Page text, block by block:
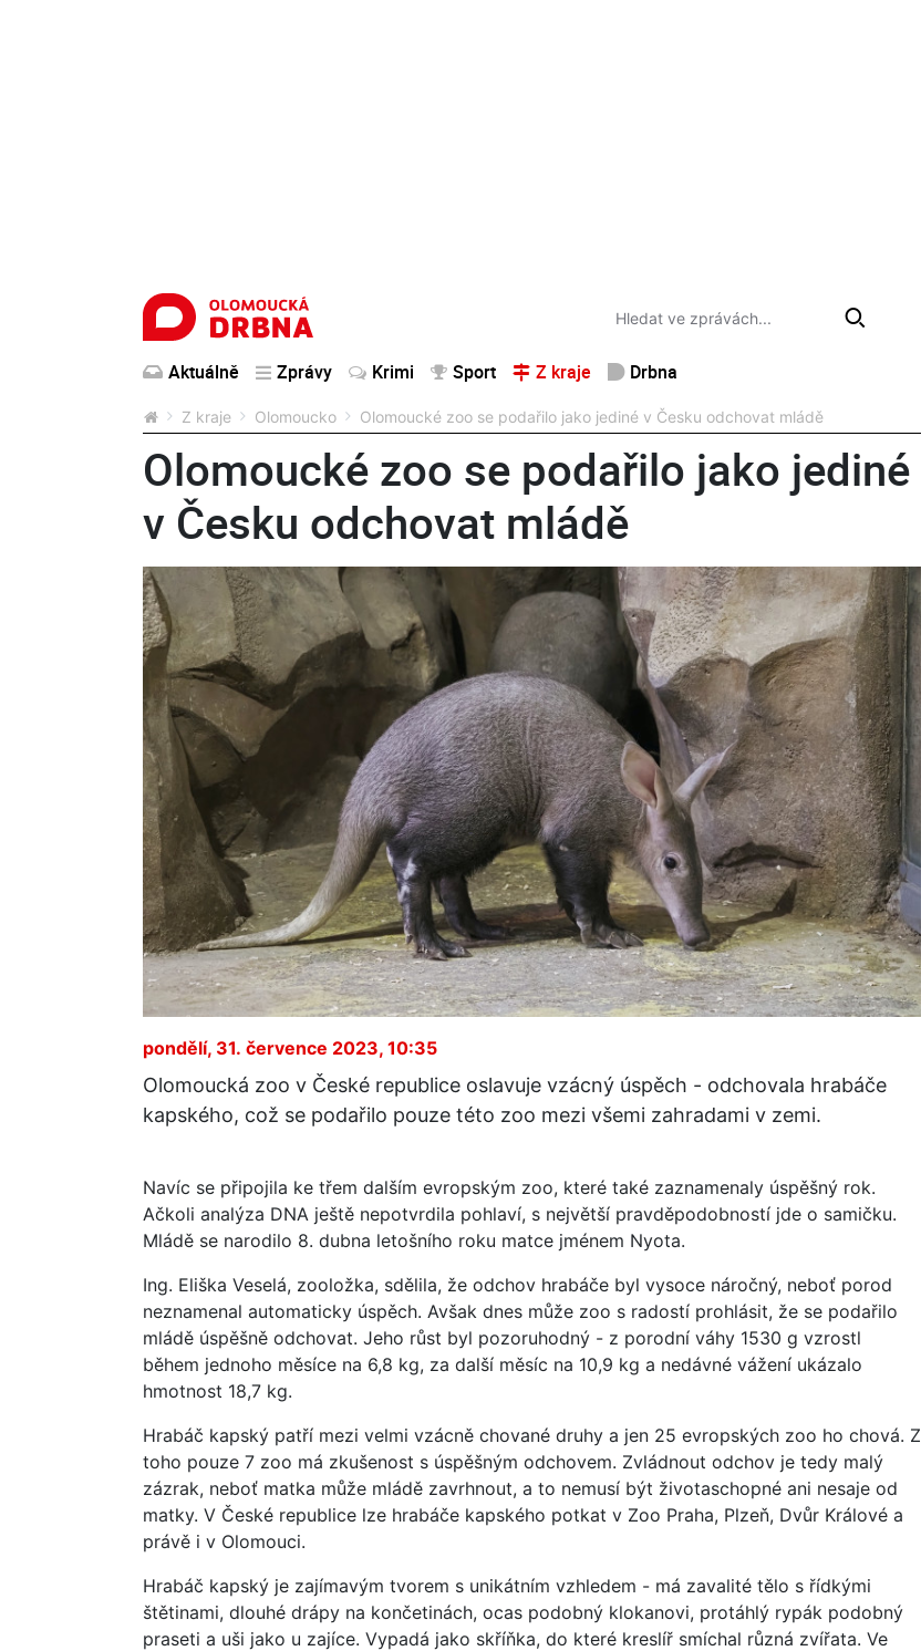
Aktuálně Zprávy Krimi Sport Z kraje Drbna
Z kraje Olomoucko Olomoucké zoo se podařilo jako jediné v Česku odchovat mládě
Olomoucké zoo se podařilo jako jediné
v Česku odchovat mládě
pondělí, 31. července 2023, 10:35
Olomoucká zoo v České republice oslavuje vzácný úspěch - odchovala hrabáče
kapského, což se podařilo pouze této zoo mezi všemi zahradami v zemi.
Navíc se připojila ke třem dalším evropským zoo, které také zaznamenaly úspěšný rok.
Ačkoli analýza DNA ještě nepotvrdila pohlaví, s největší pravděpodobností jde o samičku.
Mládě se narodilo 8. dubna letošního roku matce jménem Nyota.
Ing. Eliška Veselá, zooložka, sdělila, že odchov hrabáče byl vysoce náročný, neboť porod
neznamenal automaticky úspěch. Avšak dnes může zoo s radostí prohlásit, že se podařilo
mládě úspěšně odchovat. Jeho růst byl pozoruhodný - z porodní váhy 1530 g vzrostl
během jednoho měsíce na 6,8 kg, za další měsíc na 10,9 kg a nedávné vážení ukázalo
hmotnost 18,7 kg.
Hrabáč kapský patří mezi velmi vzácně chované druhy a jen 25 evropských zoo ho chová. Z
toho pouze 7 zoo má zkušenost s úspěšným odchovem. Zvládnout odchov je tedy malý
zázrak, neboť matka může mládě zavrhnout, a to nemusí být životaschopné ani nesaje od
matky. V České republice lze hrabáče kapského potkat v Zoo Praha, Plzeň, Dvůr Králové a
právě i v Olomouci.
Hrabáč kapský je zajímavým tvorem s unikátním vzhledem - má zavalité tělo s řídkými
štětinami, dlouhé drápy na končetinách, ocas podobný klokanovi, protáhlý rypák podobný
praseti a uši jako u zajíce. Vypadá jako skříňka, do které kreslíř smíchal různá zvířata. Ve